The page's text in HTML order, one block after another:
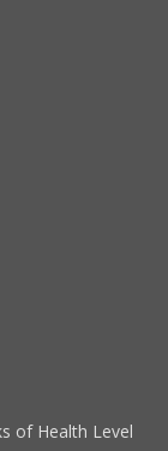
of Health Level